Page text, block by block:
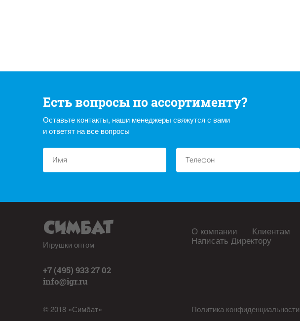
Есть вопросы по ассортименту?
Оставьте контакты, наши менеджеры свяжутся с вами
и ответят на все вопросы
Игрушки оптом
+7 (495) 933 27 02
info@igr.ru
© 2018 «Симбат»
О компании Клиентам
Написать Директору
Политика конфиденциальности